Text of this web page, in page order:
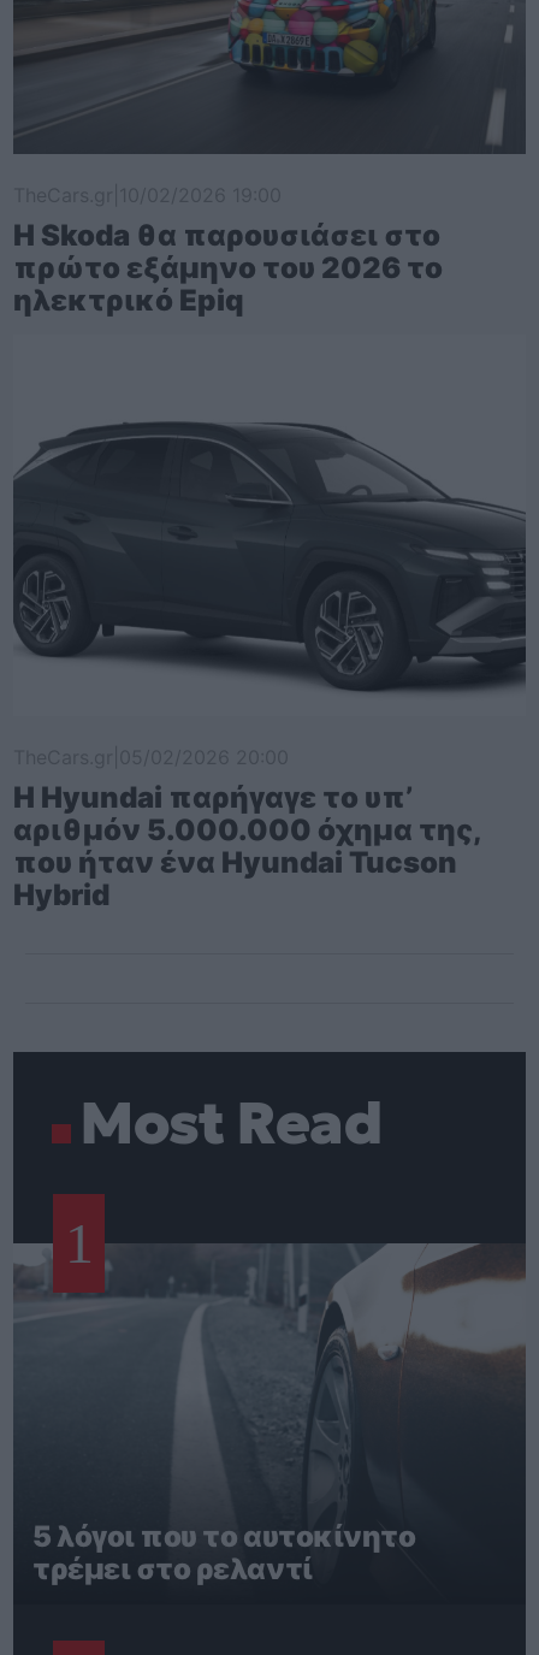
Η Skoda θα παρουσιάσει στο
πρώτο εξάμηνο του 2026 το
ηλεκτρικό Epiq
Η Hyundai παρήγαγε το υπ’
αριθμόν 5.000.000 όχημα της,
που ήταν ένα Hyundai Tucson
Hybrid
Most Read
1
5 λόγοι που το αυτοκίνητο
τρέμει στο ρελαντί